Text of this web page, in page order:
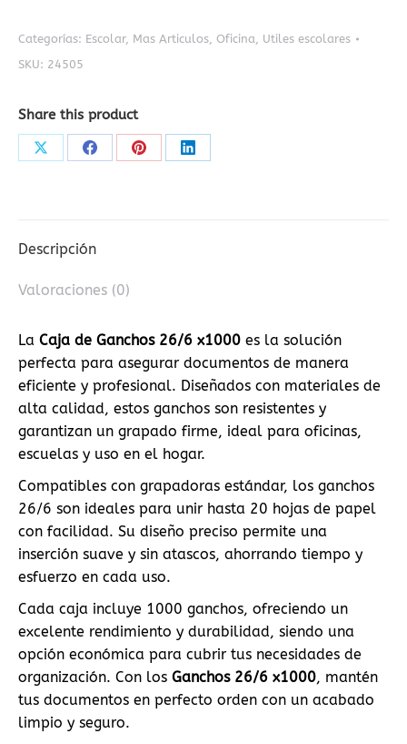
26/6
x1000
Categorías: Escolar, Mas Articulos, Oficina, Utiles escolares
SKU: 24505
Share this product
Share Share Share Share
Descripción
Valoraciones (0)
La Caja de Ganchos 26/6 x1000 es la solución
perfecta para asegurar documentos de manera
eficiente y profesional. Diseñados con materiales de
alta calidad, estos ganchos son resistentes y
garantizan un grapado firme, ideal para oficinas,
escuelas y uso en el hogar.
Compatibles con grapadoras estándar, los ganchos
26/6 son ideales para unir hasta 20 hojas de papel
con facilidad. Su diseño preciso permite una
inserción suave y sin atascos, ahorrando tiempo y
esfuerzo en cada uso.
Cada caja incluye 1000 ganchos, ofreciendo un
excelente rendimiento y durabilidad, siendo una
opción económica para cubrir tus necesidades de
organización. Con los Ganchos 26/6 x1000, mantén
tus documentos en perfecto orden con un acabado
limpio y seguro.